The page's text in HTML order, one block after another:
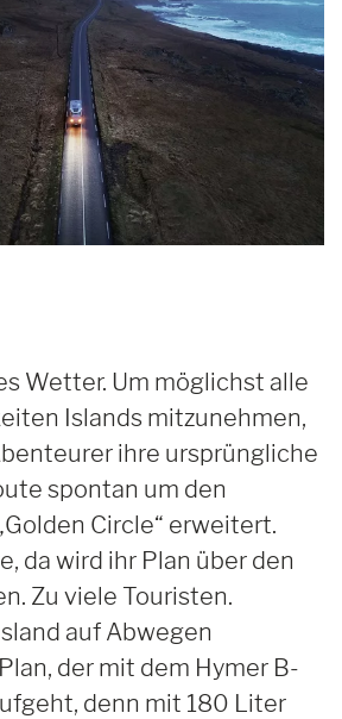
Wetter. Um möglichst alle
Islands mitzunehmen,
ihre ursprüngliche
spontan um den
Circle“ erweitert.
da wird ihr Plan über den
Zu viele Touristen.
auf Abwegen
der mit dem Hymer B-
denn mit 180 Liter